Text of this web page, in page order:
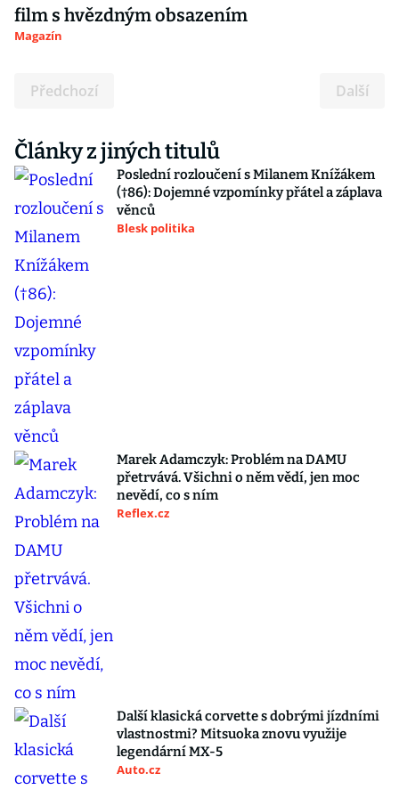
film s hvězdným obsazením
Magazín
Předchozí Další
Články z jiných titulů
Poslední rozloučení s Milanem Knížákem
(†86): Dojemné vzpomínky přátel a záplava
věnců
Blesk politika
Marek Adamczyk: Problém na DAMU
přetrvává. Všichni o něm vědí, jen moc
nevědí, co s ním
Reflex.cz
Další klasická corvette s dobrými jízdními
vlastnostmi? Mitsuoka znovu využije
legendární MX-5
Auto.cz